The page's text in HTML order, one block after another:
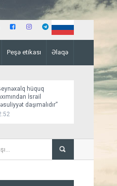
Peşə etikası Əlaqə
hüquq
İsrail
daşımalıdır”
Hacıqabulda yol